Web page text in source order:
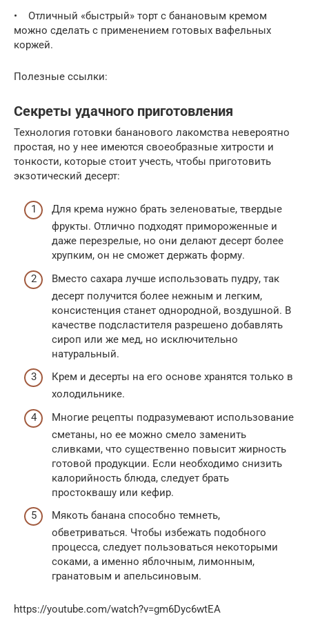
• Отличный «быстрый» торт с банановым кремом
можно сделать с применением готовых вафельных
коржей.
Полезные ссылки:
Секреты удачного приготовления
Технология готовки бананового лакомства невероятно
простая, но у нее имеются своеобразные хитрости и
тонкости, которые стоит учесть, чтобы приготовить
экзотический десерт:
Для крема нужно брать зеленоватые, твердые
фрукты. Отлично подходят примороженные и
даже перезрелые, но они делают десерт более
хрупким, он не сможет держать форму.
Вместо сахара лучше использовать пудру, так
десерт получится более нежным и легким,
консистенция станет однородной, воздушной. В
качестве подсластителя разрешено добавлять
сироп или же мед, но исключительно
натуральный.
Крем и десерты на его основе хранятся только в
холодильнике.
Многие рецепты подразумевают использование
сметаны, но ее можно смело заменить
сливками, что существенно повысит жирность
готовой продукции. Если необходимо снизить
калорийность блюда, следует брать
простоквашу или кефир.
Мякоть банана способно темнеть,
обветриваться. Чтобы избежать подобного
процесса, следует пользоваться некоторыми
соками, а именно яблочным, лимонным,
гранатовым и апельсиновым.
https://youtube.com/watch?v=gm6Dyc6wtEA